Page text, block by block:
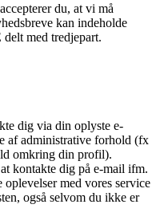
du, at vi må
kan indeholde
med tredjepart.
dig via din oplyste e-
af administrative forhold (fx
omkring din profil).
kontakte dig på e-mail ifm.
med vores service
også selvom du ikke er